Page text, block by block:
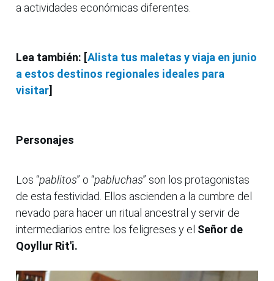
a actividades económicas diferentes.
Lea también: [Alista tus maletas y viaja en junio
a estos destinos regionales ideales para
visitar]
Personajes
Los “pablitos” o “pabluchas” son los protagonistas
de esta festividad. Ellos ascienden a la cumbre del
nevado para hacer un ritual ancestral y servir de
intermediarios entre los feligreses y el Señor de
Qoyllur Rit'i.